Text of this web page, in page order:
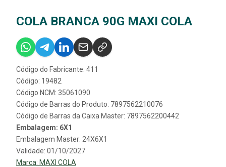
COLA BRANCA 90G MAXI COLA
Código do Fabricante: 411
Código: 19482
Código NCM: 35061090
Código de Barras do Produto: 7897562210076
Código de Barras da Caixa Master: 7897562200442
Embalagem: 6X1
Embalagem Master: 24X6X1
Validade: 01/10/2027
Marca: MAXI COLA